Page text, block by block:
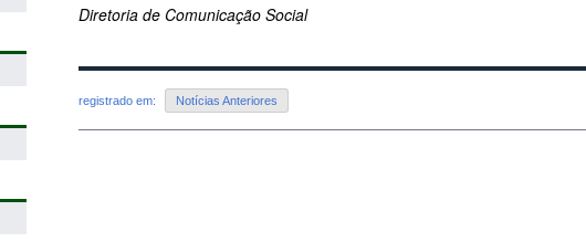
Diretoria de Comunicação Social
registrado em: Notícias Anteriores